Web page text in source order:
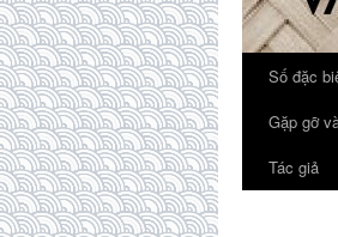
Số đặc
Gặp gỡ
Tác giả